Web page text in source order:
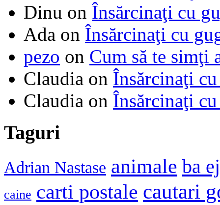
Dinu on Însărcinaţi cu
Ada on Însărcinaţi cu
pezo on Cum să te simţi
Claudia on Însărcinaţi
Claudia on Însărcinaţi
Taguri
Adrian Nastase animale ba
caine carti postale cautari